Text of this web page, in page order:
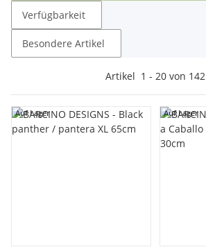
Verfügbarkeit
Besondere Artikel
Artikel 1 - 20 von 142
Auf Lager Auf Lager